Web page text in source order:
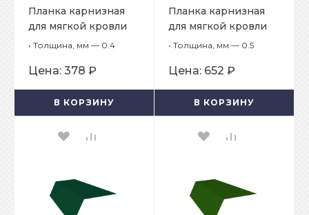
Планка карнизная
для мягкой кровли
65х50х2000
• Толщина, мм — 0.4
Цена: 378 ₽
В КОРЗИНУ
Планка карнизная
для мягкой кровли
65х50х2000
• Толщина, мм — 0.5
Цена: 652 ₽
В КОРЗИНУ